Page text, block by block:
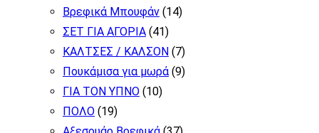
Βρεφικά Μπουφάν (14)
ΣΕΤ ΓΙΑ ΑΓΟΡΙΑ (41)
ΚΑΛΤΣΕΣ / ΚΑΛΣΟΝ (7)
Πουκάμισα για μωρά (9)
ΓΙΑ ΤΟΝ ΥΠΝΟ (10)
ΠΟΛΟ (19)